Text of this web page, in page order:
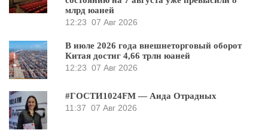
млрд юаней
12:23 07 Авг 2026
В июле 2026 года внешнеторговый оборот
Китая достиг 4,66 трлн юаней
12:23 07 Авг 2026
#ГОСТИ1024FM — Аида Отрадных
11:37 07 Авг 2026